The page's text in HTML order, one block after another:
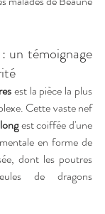
un témoignage
est la pièce la plus
Cette vaste nef
est coiffée d'une
en forme de
dont les poutres
de dragons